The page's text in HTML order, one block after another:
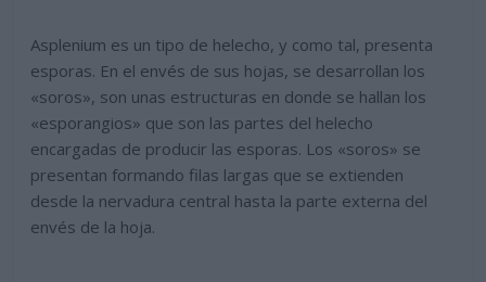
Asplenium es un tipo de helecho, y como tal, presenta
esporas. En el envés de sus hojas, se desarrollan los
«soros», son unas estructuras en donde se hallan los
«esporangios» que son las partes del helecho
encargadas de producir las esporas. Los «soros» se
presentan formando filas largas que se extienden
desde la nervadura central hasta la parte externa del
envés de la hoja.